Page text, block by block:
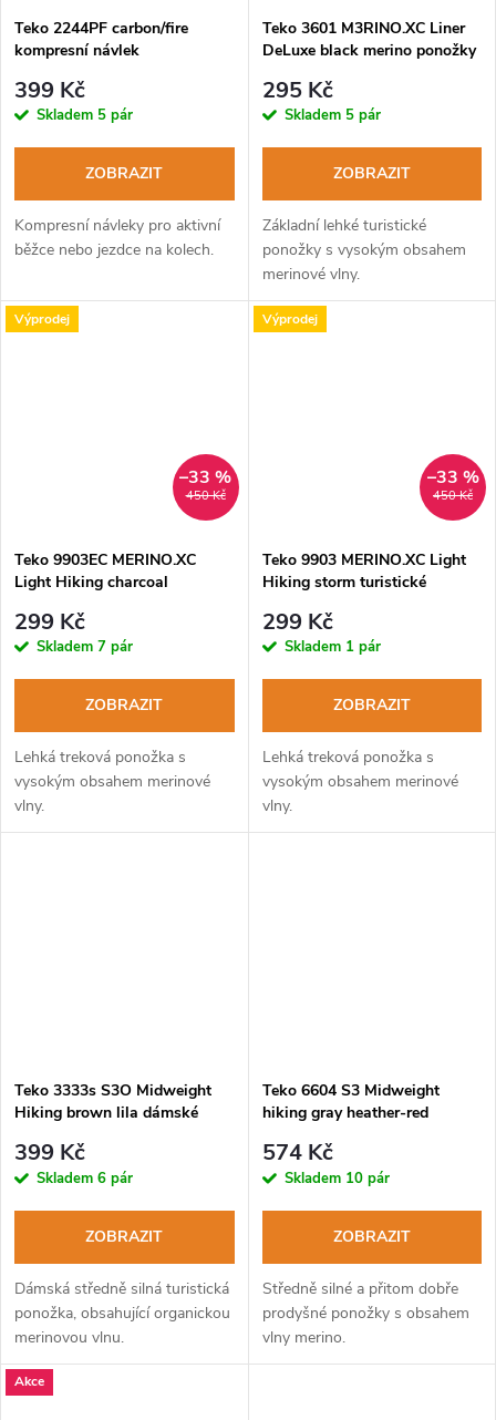
Teko 2244PF carbon/fire
kompresní návlek
399 Kč
Skladem 5 pár
ZOBRAZIT
Kompresní návleky pro aktivní
běžce nebo jezdce na kolech.
Teko 3601 M3RINO.XC Liner
DeLuxe black merino ponožky
295 Kč
Skladem 5 pár
ZOBRAZIT
Základní lehké turistické
ponožky s vysokým obsahem
merinové vlny.
Výprodej
450 Kč
–33 %
Teko 9903EC MERINO.XC
Light Hiking charcoal
299 Kč
Skladem 7 pár
ZOBRAZIT
Lehká treková ponožka s
vysokým obsahem merinové
vlny.
Výprodej
450 Kč
–33 %
Teko 9903 MERINO.XC Light
Hiking storm turistické
299 Kč
Skladem 1 pár
ZOBRAZIT
Lehká treková ponožka s
vysokým obsahem merinové
vlny.
Teko 3333s S3O Midweight
Hiking brown lila dámské
399 Kč
Skladem 6 pár
ZOBRAZIT
Dámská středně silná turistická
ponožka, obsahující organickou
merinovou vlnu.
Teko 6604 S3 Midweight
hiking gray heather-red
574 Kč
Skladem 10 pár
ZOBRAZIT
Středně silné a přitom dobře
prodyšné ponožky s obsahem
vlny merino.
Akce